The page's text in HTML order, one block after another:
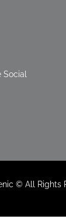
Social
© All Rights